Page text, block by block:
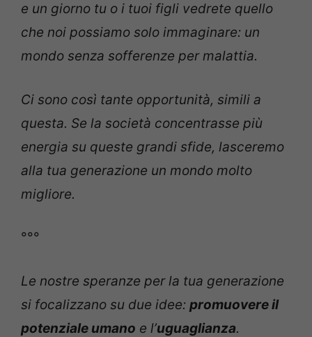
e un giorno tu o i tuoi figli vedrete quello
che noi possiamo solo immaginare: un
mondo senza sofferenze per malattia.
Ci sono così tante opportunità, simili a
questa. Se la società concentrasse più
energia su queste grandi sfide, lasceremo
alla tua generazione un mondo molto
migliore.
°°°
Le nostre speranze per la tua generazione
si focalizzano su due idee: promuovere il
potenziale umano e l’uguaglianza.